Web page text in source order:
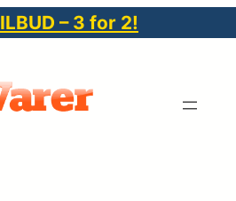
– 3 for 2!